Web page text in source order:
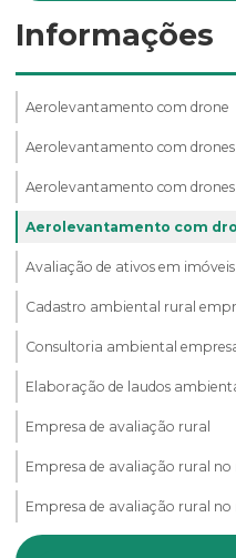
Informações
Aerolevantamento com drone
Aerolevantamento com
Aerolevantamento com
Aerolevantamento com
Avaliação de ativos em imóveis
Cadastro ambiental rural
Consultoria ambiental
Elaboração de laudos
Empresa de avaliação rural
Empresa de avaliação rural no
Empresa de avaliação rural no